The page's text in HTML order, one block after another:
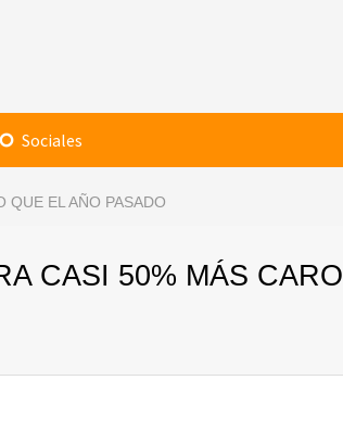
Sociales
QUE EL AÑO PASADO
CASI 50% MÁS CARO